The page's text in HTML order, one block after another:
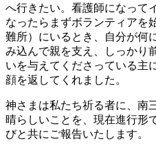
へ行きたい。看護師になって
なったらまずボランティアを
難所）にいるとき、自分が何
み込んで親を支え、しっかり
いを与えてくださっている主
顔を返してくれました。
神さまは私たち祈る者に、南
晴らしいことを、現在進行形
びと共にご報告いたします。